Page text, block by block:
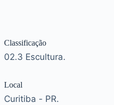
Classificação
02.3 Escultura.
Local
Curitiba - PR.